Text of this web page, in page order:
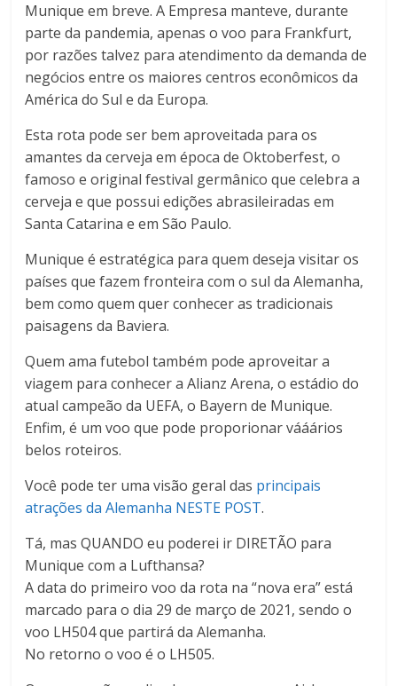
Munique em breve. A Empresa manteve, durante
parte da pandemia, apenas o voo para Frankfurt,
por razões talvez para atendimento da demanda de
negócios entre os maiores centros econômicos da
América do Sul e da Europa.
Esta rota pode ser bem aproveitada para os
amantes da cerveja em época de Oktoberfest, o
famoso e original festival germânico que celebra a
cerveja e que possui edições abrasileiradas em
Santa Catarina e em São Paulo.
Munique é estratégica para quem deseja visitar os
países que fazem fronteira com o sul da Alemanha,
bem como quem quer conhecer as tradicionais
paisagens da Baviera.
Quem ama futebol também pode aproveitar a
viagem para conhecer a Alianz Arena, o estádio do
atual campeão da UEFA, o Bayern de Munique.
Enfim, é um voo que pode proporionar vááários
belos roteiros.
Você pode ter uma visão geral das principais
atrações da Alemanha NESTE POST.
Tá, mas QUANDO eu poderei ir DIRETÃO para
Munique com a Lufthansa?
A data do primeiro voo da rota na “nova era” está
marcado para o dia 29 de março de 2021, sendo o
voo LH504 que partirá da Alemanha.
No retorno o voo é o LH505.